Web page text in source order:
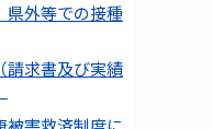
県外等での接種
請求書及び実績